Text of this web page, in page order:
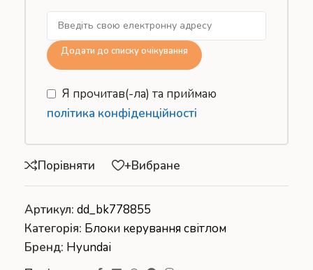
Додати до списку очікування
Я прочитав(-ла) та приймаю
політика конфіденційності
Порівняти +Вибране
Артикул: dd_bk778855
Категорія: Блоки керування світлом
Бренд: Hyundai